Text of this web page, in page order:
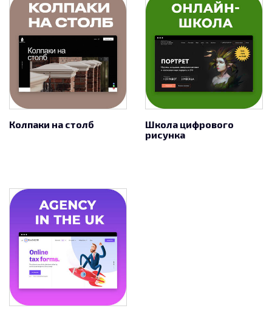
Колпаки на столб
Школа цифрового
рисунка